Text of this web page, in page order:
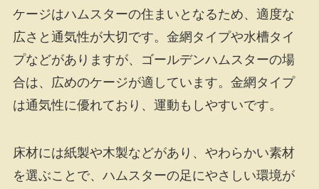
ケージはハムスターの住まいとなるため、適度な
広さと通気性が大切です。金網タイプや水槽タイ
プなどがありますが、ゴールデンハムスターの場
合は、広めのケージが適しています。金網タイプ
は通気性に優れており、運動もしやすいです。
床材には紙製や木製などがあり、やわらかい素材
を選ぶことで、ハムスターの足にやさしい環境が